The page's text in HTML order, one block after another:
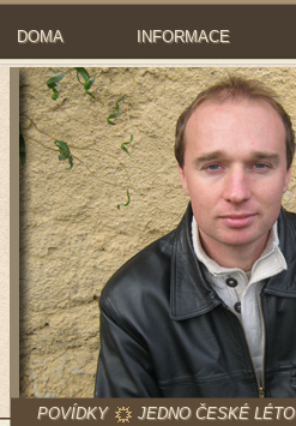
DOMA INFORMACE
POVÍDKY JEDNO ČESKÉ LÉTO